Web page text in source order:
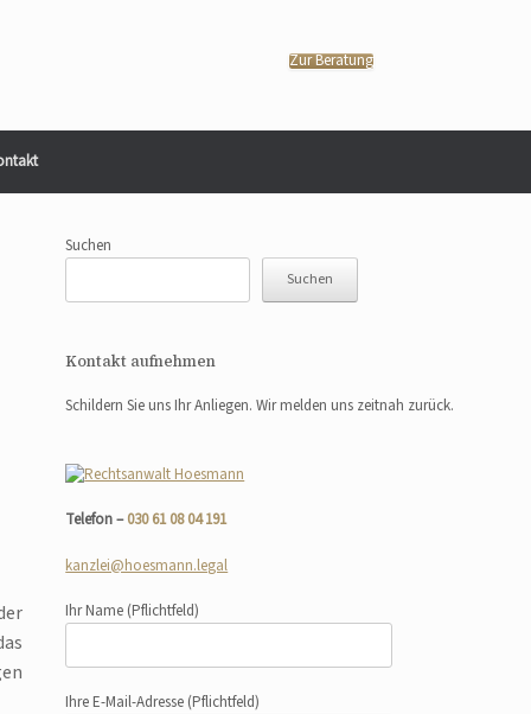
Zur Beratung
Suchen
Suchen
Kontakt aufnehmen
Schildern Sie uns Ihr Anliegen. Wir melden uns zeitnah zurück.
Telefon –030 61 08 04 191
kanzlei@hoesmann.legal
Ihr Name (Pflichtfeld)
Ihre E-Mail-Adresse (Pflichtfeld)